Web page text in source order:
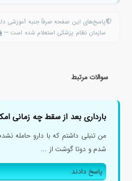
پاسخ‌های این صفحه صرفاً جنبه آموزشی
سازمان نظام پزشکی استعلام شده است —
سوالات مرتبط
بارداری بعد از سقط چه زمانی
من تنبلی داشتم که با دارو حامله
شدم و دوتا گوشت از ...
پاسخ دادند.